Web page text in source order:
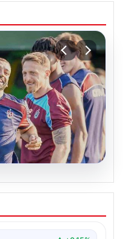
Antrenmanına
Oldu
katılarak